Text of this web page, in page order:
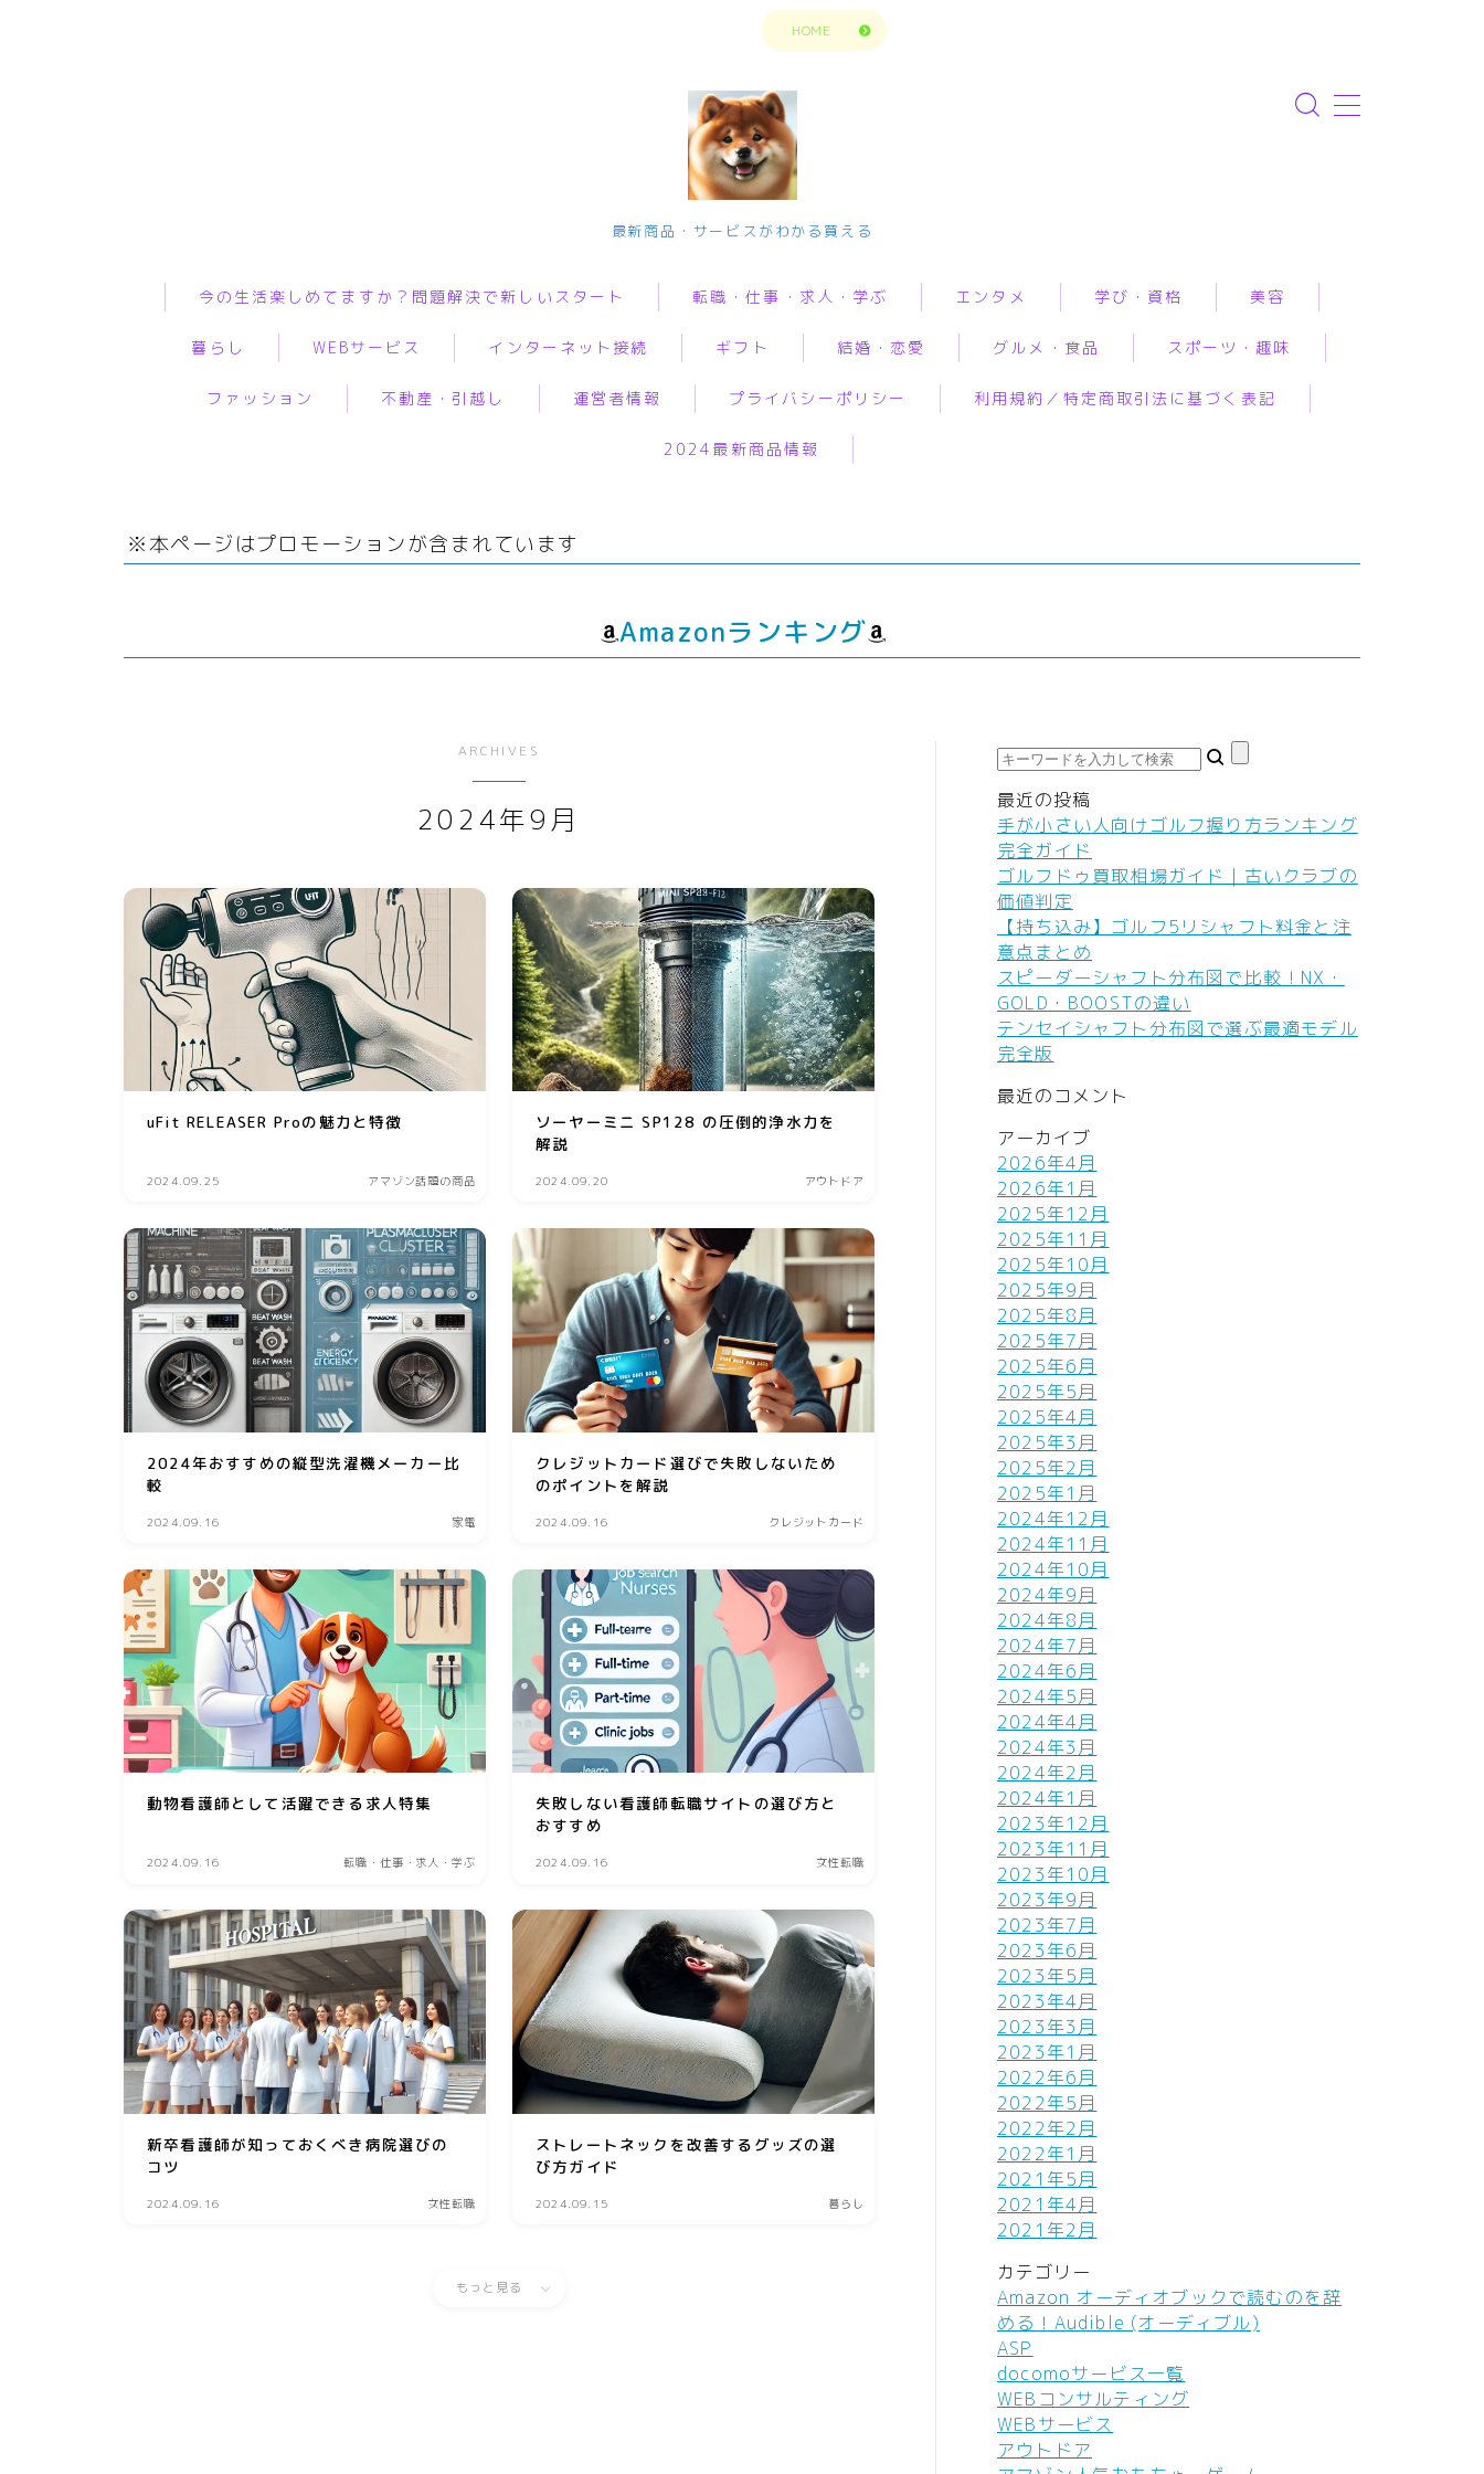
HOME
最新商品・サービスがわかる買える
今の生活楽しめてますか？問題解決で新しいスタート 転職・仕事・求人・学ぶ
転職・求人サイトまとめ比
短期アルバイト・長期パー
エンタメ
ゲーム
学び・資格
資格取得
専門学校・スクール
美容
エステ
クリニック
暮らし
インテリア
オフィス用品
WEBサービス
ASP
ドメイン
ポイントサービス・懸賞
インターネット接続
WiFi
ギフト
オリジナルギフト
花
結婚・恋愛
婚活
恋愛
グルメ・食品
グルメ予約
スポーツ・趣味
アウトドア
ファッション 不動産・引越し 運営者情報 プライバシーポリシー 利用規約／特定商取引法に基づく表記
2024最新商品情報
今の生活楽しめてますか？問題解決で新
しいスタート
転職・仕事・求人・学ぶ
転職・求人サイトまとめ比較
短期アルバイト・長期パート求人
転職プログラマー デザインナー
エンタメ
人生・恋愛・結婚・占いで解決悩み
資格取得
専門学校・スクール
幼児教育
習い事
家庭教師・塾
美容
コスメ・メイク
スキンケア
ダイエット
ネイル
ヘアケア
ボディケア
美容機器
暮らし
インテリア
ペット
リサイクル
オフィス用品
ガーデニング
スマホプラン
家事・日用品
家電
生活雑貨
WEBサービス
ASP
WEBコンサルティング
※本ページはプロモーションが含まれています
Amazonランキング
ARCHIVES
2024年9月
uFit RELEASER Proの魅力と特徴
2024.09.25 アマゾン話題の商品
ソーヤーミニ SP128 の圧倒的浄水力を
解説
2024.09.20 アウトドア
2024年おすすめの縦型洗濯機メーカー比
較
2024.09.16 家電
クレジットカード選びで失敗しないため
のポイントを解説
2024.09.16 クレジットカード
動物看護師として活躍できる求人特集
2024.09.16 転職・仕事・求人・学ぶ
失敗しない看護師転職サイトの選び方と
おすすめ
2024.09.16 女性転職
新卒看護師が知っておくべき病院選びの
コツ
2024.09.16 女性転職
ストレートネックを改善するグッズの選
び方ガイド
2024.09.15 暮らし
もっと見る
最近の投稿
手が小さい人向けゴルフ握り方ランキング
完全ガイド
ゴルフドゥ買取相場ガイド｜古いクラブの
価値判定
【持ち込み】ゴルフ5リシャフト料金と注
意点まとめ
スピーダーシャフト分布図で比較！NX・
GOLD・BOOSTの違い
テンセイシャフト分布図で選ぶ最適モデル
完全版
最近のコメント
アーカイブ
2026年4月
2026年1月
2025年12月
2025年11月
2025年10月
2025年9月
2025年8月
2025年7月
2025年6月
2025年5月
2025年4月
2025年3月
2025年2月
2025年1月
2024年12月
2024年11月
2024年10月
2024年9月
2024年8月
2024年7月
2024年6月
2024年5月
2024年4月
2024年3月
2024年2月
2024年1月
2023年12月
2023年11月
2023年10月
2023年9月
2023年7月
2023年6月
2023年5月
2023年4月
2023年3月
2023年1月
2022年6月
2022年5月
2022年2月
2022年1月
2021年5月
2021年4月
2021年2月
カテゴリー
Amazon オーディオブックで読むのを辞
める！Audible (オーディブル)
ASP
docomoサービス一覧
WEBコンサルティング
WEBサービス
アウトドア